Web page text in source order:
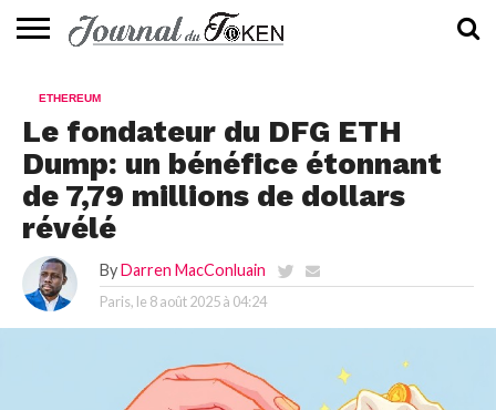
📰
EVALUATION
GUIDE
TENDANCES
À
CONTACTEZ-
ETHEREUM
Le fondateur du DFG ETH
Dump: un bénéfice étonnant
de 7,79 millions de dollars
révélé
By Darren MacConluain
Paris, le 8 août 2025 à 04:24